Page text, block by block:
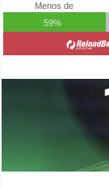
Menos de
59%